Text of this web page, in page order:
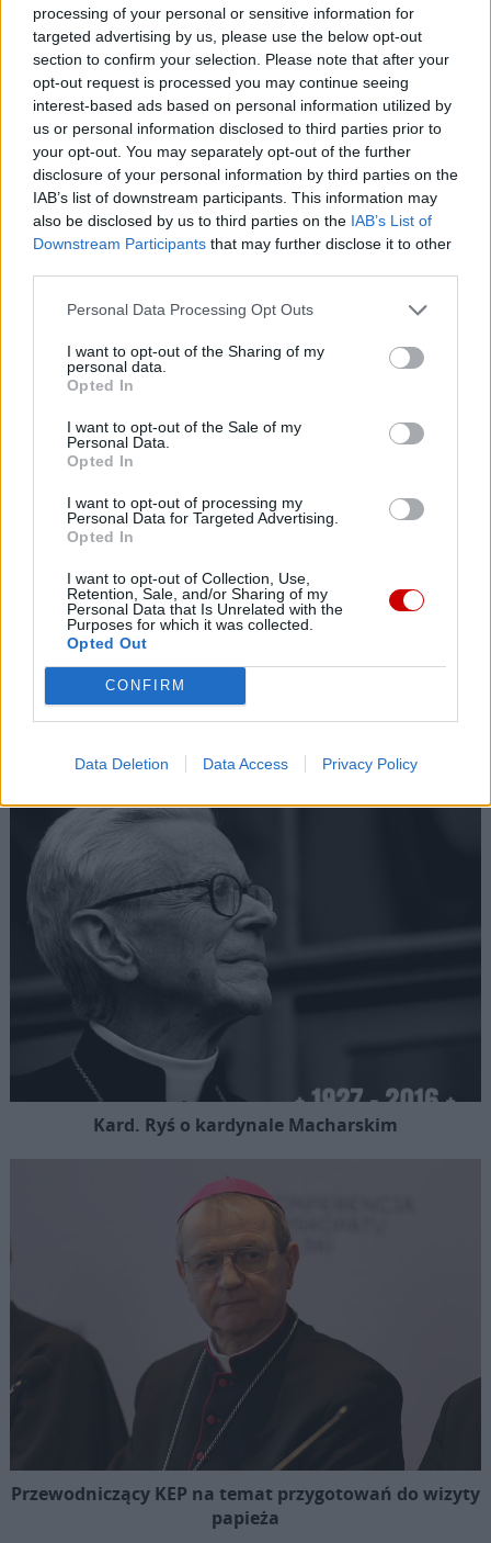
processing of your personal or sensitive information for
targeted advertising by us, please use the below opt-out
section to confirm your selection. Please note that after your
opt-out request is processed you may continue seeing
interest-based ads based on personal information utilized by
us or personal information disclosed to third parties prior to
your opt-out. You may separately opt-out of the further
disclosure of your personal information by third parties on the
IAB’s list of downstream participants. This information may
also be disclosed by us to third parties on the IAB’s List of
Downstream Participants that may further disclose it to other
Personal Data Processing Opt Outs
I want to opt-out of the Sharing of my
personal data.
Opted In
I want to opt-out of the Sale of my
Personal Data.
Opted In
I want to opt-out of processing my
Personal Data for Targeted Advertising.
Opted In
I want to opt-out of Collection, Use,
Retention, Sale, and/or Sharing of my
Personal Data that Is Unrelated with the
Purposes for which it was collected.
Opted Out
CONFIRM
Data Deletion Data Access Privacy Policy
Najnowsze
07 sierpnia 2026 | 05:20
Gaza: 300 dzieci zabitych w ciągu 300 dni
06 sierpnia 2026 | 20:44
Medziugorie: zakończył się 37. Mladifest
06 sierpnia 2026 | 20:19
Biskupi Meksyku: stulecie Cristiady to czas łaski
06 sierpnia 2026 | 18:32
Kard. Parolin w Meksyku: modlitwa, obecność i świadectwo
drogą do pokoju
Popularne
Kard. Sarah: Obrzędów nie można arbitralnie znosić
Kard. Ryś o kardynale Macharskim
Przewodniczący KEP na temat przygotowań do wizyty
papieża